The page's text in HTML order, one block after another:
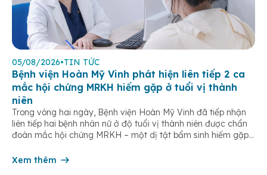
05/08/2026•TIN TỨC
Bệnh viện Hoàn Mỹ Vinh phát hiện liên tiếp 2 ca
mắc hội chứng MRKH hiếm gặp ở tuổi vị thành
niên
Trong vòng hai ngày, Bệnh viện Hoàn Mỹ Vinh đã tiếp nhận
liên tiếp hai bệnh nhân nữ ở độ tuổi vị thành niên được chẩn
đoán mắc hội chứng MRKH – một dị tật bẩm sinh hiếm gặp
tuổi dậy thì. […]
Xem thêm